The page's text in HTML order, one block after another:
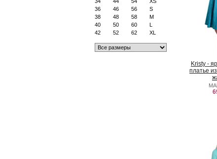
36
46 56
S
38
48 58
M
40
50 60
L
42
52 62 XL
Kristy -
платье